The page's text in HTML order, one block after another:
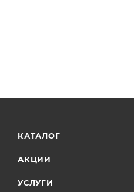
КАТАЛОГ
АКЦИИ
УСЛУГИ